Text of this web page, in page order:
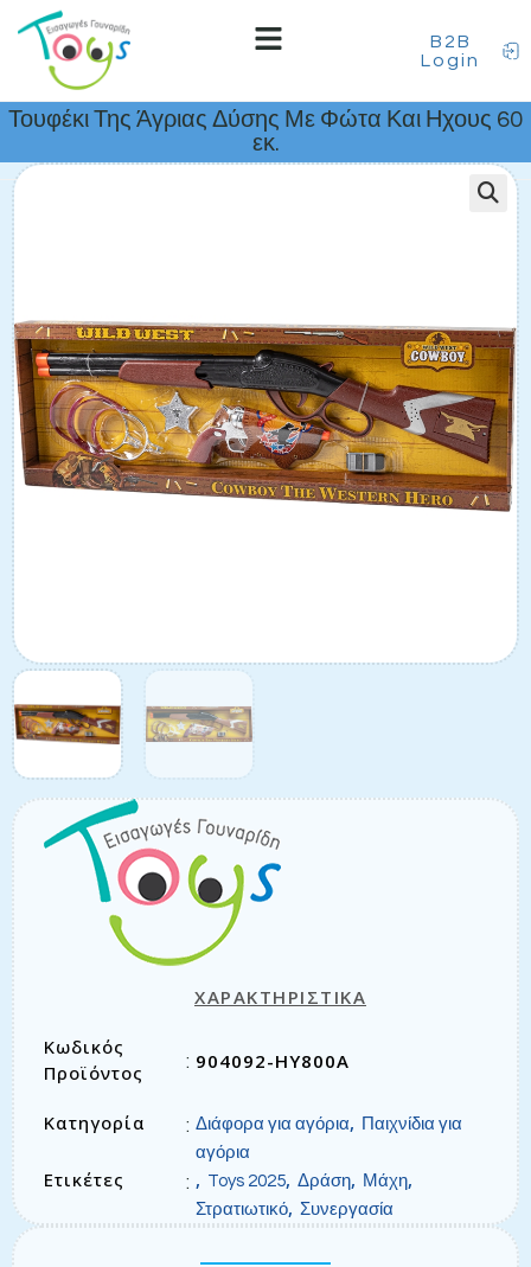
B2B
Login
Τουφέκι Της Άγριας Δύσης Με Φώτα Και Ηχους 60
εκ.
ΧΑΡΑΚΤΗΡΙΣΤΙΚΑ
Κωδικός
Προϊόντος
: 904092-HY800A
Κατηγορία : Διάφορα για αγόρια,
Παιχνίδια για
αγόρια
Ετικέτες : , Toys 2025, Δράση, Μάχη,
Στρατιωτικό, Συνεργασία